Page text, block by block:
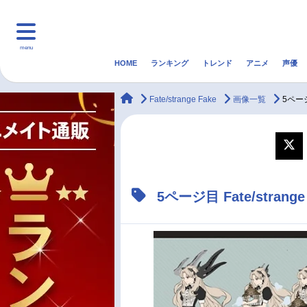
menu
マンガ・ラノベ 音楽
アニメ記事一覧
声優記事一覧
HOME ランキング トレンド アニメ 声優
animateTimes
Fate/strange Fake 画像一覧 5ペー
5ページ目 Fate/